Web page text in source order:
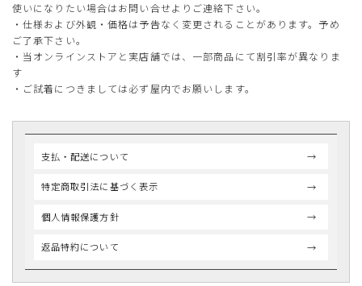
使いになりたい場合はお問い合せよりご連絡下さい。
・仕様および外観・価格は予告なく変更されることがあります。予め
ご了承下さい。
・当オンラインストアと実店舗では、一部商品にて割引率が異なりま
す
・ご試着につきましては必ず屋内でお願いします。
支払・配送について
特定商取引法に基づく表示
個人情報保護方針
返品特約について